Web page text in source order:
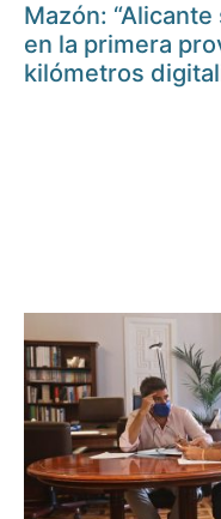
Mazón:
en la primera
kilómetros